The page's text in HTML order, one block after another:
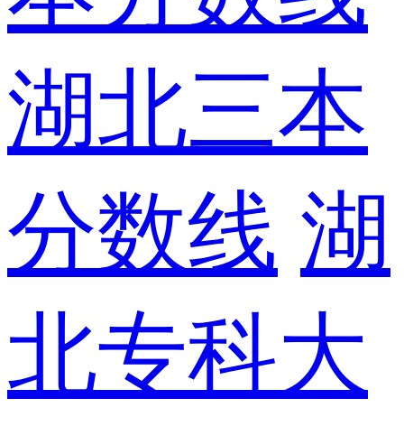
湖北三本
分数线 湖
北专科大